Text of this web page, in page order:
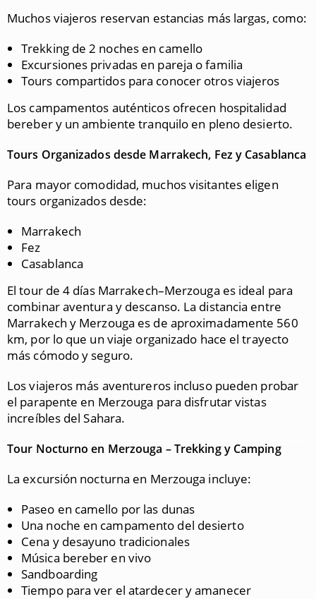
Muchos viajeros reservan estancias más largas, como:
Trekking de 2 noches en camello
Excursiones privadas en pareja o familia
Tours compartidos para conocer otros viajeros
Los campamentos auténticos ofrecen hospitalidad
bereber y un ambiente tranquilo en pleno desierto.
Tours Organizados desde Marrakech, Fez y Casablanca
Para mayor comodidad, muchos visitantes eligen
tours organizados desde:
Marrakech
Fez
Casablanca
El tour de 4 días Marrakech–Merzouga es ideal para
combinar aventura y descanso. La distancia entre
Marrakech y Merzouga es de aproximadamente 560
km, por lo que un viaje organizado hace el trayecto
más cómodo y seguro.
Los viajeros más aventureros incluso pueden probar
el parapente en Merzouga para disfrutar vistas
increíbles del Sahara.
Tour Nocturno en Merzouga – Trekking y Camping
La excursión nocturna en Merzouga incluye:
Paseo en camello por las dunas
Una noche en campamento del desierto
Cena y desayuno tradicionales
Música bereber en vivo
Sandboarding
Tiempo para ver el atardecer y amanecer